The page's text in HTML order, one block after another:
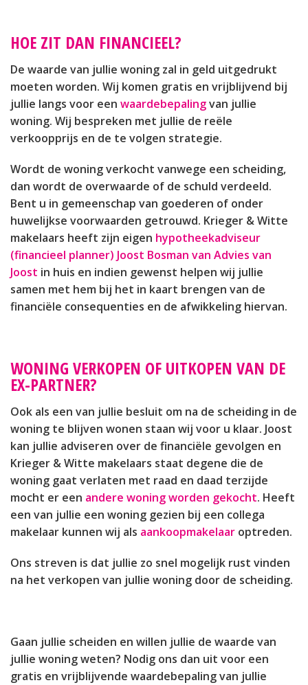
HOE ZIT DAN FINANCIEEL?
De waarde van jullie woning zal in geld uitgedrukt
moeten worden. Wij komen gratis en vrijblijvend bij
jullie langs voor een waardebepalingvan jullie
woning. Wij bespreken met jullie de reële
verkoopprijs en de te volgen strategie.
Wordt de woning verkocht vanwege een scheiding,
dan wordt de overwaarde of de schuld verdeeld.
Bent u in gemeenschap van goederen of onder
huwelijkse voorwaarden getrouwd. Krieger & Witte
makelaars heeft zijn eigen hypotheekadviseur
(financieel planner) Joost Bosman van Advies van
Joost in huis en indien gewenst helpen wij jullie
samen met hem bij het in kaart brengen van de
financiële consequenties en de afwikkeling hiervan.
WONING VERKOPEN OF UITKOPEN VAN DE
EX-PARTNER?
Ook als een van jullie besluit om na de scheiding in de
woning te blijven wonen staan wij voor u klaar. Joost
kan jullie adviseren over de financiële gevolgen en
Krieger & Witte makelaars staat degene die de
woning gaat verlaten met raad en daad terzijde
mocht er een andere woning worden gekocht. Heeft
een van jullie een woning gezien bij een collega
makelaar kunnen wij als aankoopmakelaar optreden.
Ons streven is dat jullie zo snel mogelijk rust vinden
na het verkopen van jullie woning door de scheiding.
Gaan jullie scheiden en willen jullie de waarde van
jullie woning weten? Nodig ons dan uit voor een
gratis en vrijblijvende waardebepaling van jullie